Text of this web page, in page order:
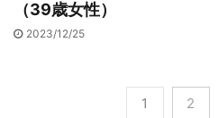
（39歳女性）
2023/12/25
1 2